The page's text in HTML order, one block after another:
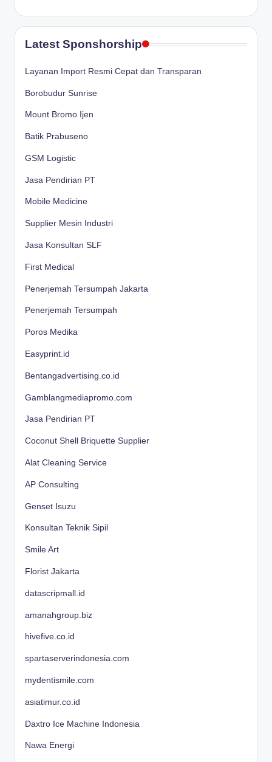
Latest Sponshorship
Layanan Import Resmi Cepat dan Transparan
Borobudur Sunrise
Mount Bromo Ijen
Batik Prabuseno
GSM Logistic
Jasa Pendirian PT
Mobile Medicine
Supplier Mesin Industri
Jasa Konsultan SLF
First Medical
Penerjemah Tersumpah Jakarta
Penerjemah Tersumpah
Poros Medika
Easyprint.id
Bentangadvertising.co.id
Gamblangmediapromo.com
Jasa Pendirian PT
Coconut Shell Briquette Supplier
Alat Cleaning Service
AP Consulting
Genset Isuzu
Konsultan Teknik Sipil
Smile Art
Florist Jakarta
datascripmall.id
amanahgroup.biz
hivefive.co.id
spartaserverindonesia.com
mydentismile.com
asiatimur.co.id
Daxtro Ice Machine Indonesia
Nawa Energi